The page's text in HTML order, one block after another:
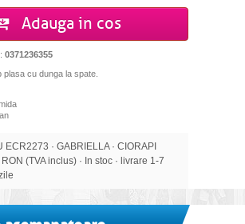
Adauga in cos
0371236355
plasa cu dunga la spate.
ECR2273 · GABRIELLA · CIORAPI
(TVA inclus) · In stoc · livrare 1-7